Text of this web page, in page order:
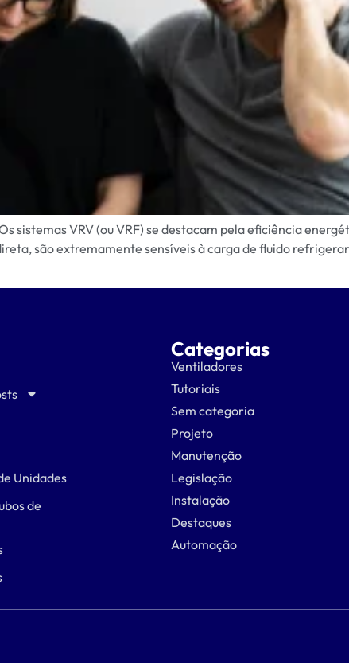
sistemas VRV (ou VRF) se destacam pela eficiência
são extremamente sensíveis à carga de fluido
Unidades
de
Categorias
Ventiladores
Tutoriais
Sem categoria
Projeto
Manutenção
Legislação
Instalação
Destaques
Automação